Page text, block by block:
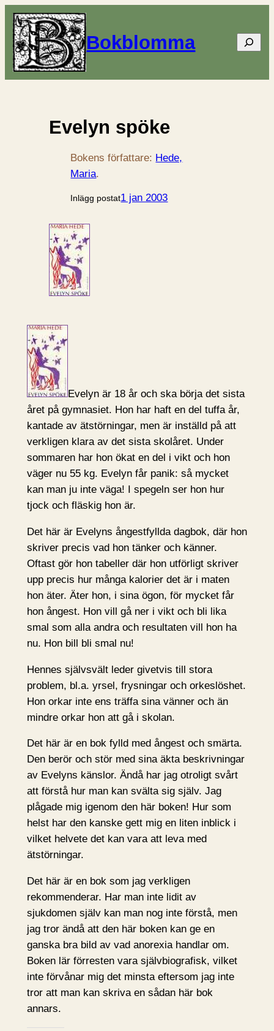
Bokblomma Sök
Evelyn spöke
Bokens författare: Hede,
Maria.
Inlägg postat1 jan 2003
Evelyn är 18 år och ska börja det sista
året på gymnasiet. Hon har haft en del tuffa år,
kantade av ätstörningar, men är inställd på att
verkligen klara av det sista skolåret. Under
sommaren har hon ökat en del i vikt och hon
väger nu 55 kg. Evelyn får panik: så mycket
kan man ju inte väga! I spegeln ser hon hur
tjock och fläskig hon är.
Det här är Evelyns ångestfyllda dagbok, där hon
skriver precis vad hon tänker och känner.
Oftast gör hon tabeller där hon utförligt skriver
upp precis hur många kalorier det är i maten
hon äter. Äter hon, i sina ögon, för mycket får
hon ångest. Hon vill gå ner i vikt och bli lika
smal som alla andra och resultaten vill hon ha
nu. Hon bill bli smal nu!
Hennes självsvält leder givetvis till stora
problem, bl.a. yrsel, frysningar och orkeslöshet.
Hon orkar inte ens träffa sina vänner och än
mindre orkar hon att gå i skolan.
Det här är en bok fylld med ångest och smärta.
Den berör och stör med sina äkta beskrivningar
av Evelyns känslor. Ändå har jag otroligt svårt
att förstå hur man kan svälta sig själv. Jag
plågade mig igenom den här boken! Hur som
helst har den kanske gett mig en liten inblick i
vilket helvete det kan vara att leva med
ätstörningar.
Det här är en bok som jag verkligen
rekommenderar. Har man inte lidit av
sjukdomen själv kan man nog inte förstå, men
jag tror ändå att den här boken kan ge en
ganska bra bild av vad anorexia handlar om.
Boken lär förresten vara självbiografisk, vilket
inte förvånar mig det minsta eftersom jag inte
tror att man kan skriva en sådan här bok
annars.